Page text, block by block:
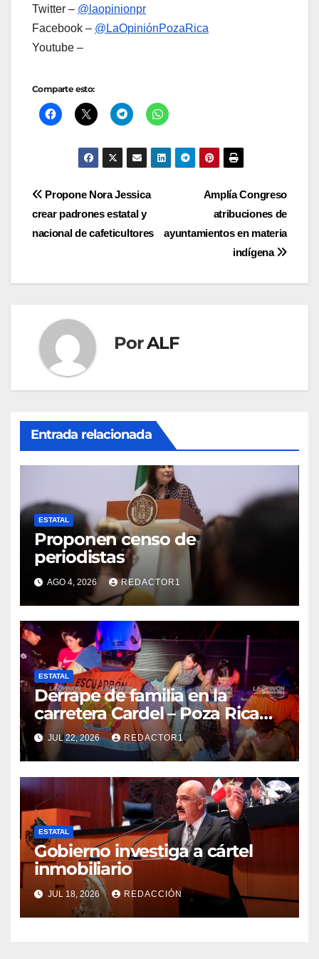
Twitter – @laopinionpr
Facebook – @LaOpiniónPozaRica
Youtube –
Comparte esto:
Navegación
de
Amplía Congreso
atribuciones de
ayuntamientos en materia
indígena
Propone Nora Jessica
crear padrones estatal y
nacional de cafeticultores
PorALF
Entrada relacionada
ESTATAL
Proponen censo de
periodistas
AGO 4, 2026 REDACTOR1
ESTATAL
Derrape de familia en la
carretera Cardel – Poza Rica
reaviva críticas por tardanza
de ambulancia municipal
JUL 22, 2026 REDACTOR1
ESTATAL
Gobierno investiga a cártel
inmobiliario
JUL 18, 2026 REDACCIÓN